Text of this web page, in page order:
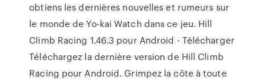
obtiens les dernières nouvelles et rumeurs sur
le monde de Yo-kai Watch dans ce jeu. Hill
Climb Racing 1.46.3 pour Android - Télécharger
Téléchargez la dernière version de Hill Climb
Racing pour Android. Grimpez la côte à toute